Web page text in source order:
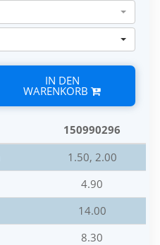
IN DEN
WARENKORB
150990296
1.50, 2.00
4.90
14.00
8.30